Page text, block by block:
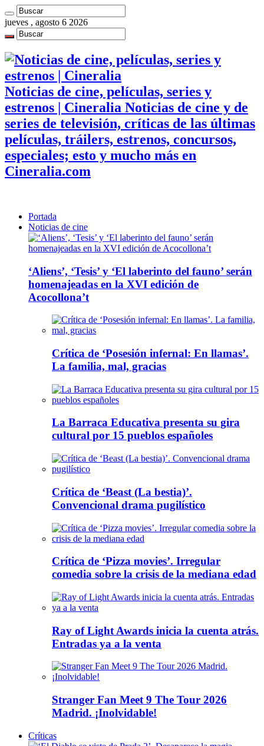
jueves , agosto 6 2026
Noticias de cine, películas, series y
estrenos | Cineralia Noticias de cine y de
series de televisión, críticas de las últimas
películas, tráilers, estrenos, concursos,
especiales; esto y mucho más en
Cineralia.com
Portada
Noticias de cine
‘Aliens’, ‘Tesis’ y ‘El laberinto del fauno’ serán
homenajeadas en la XVI edición de
Acocollona’t
Crítica de ‘Posesión infernal: En llamas’.
La familia, mal, gracias
La Barraca Educativa presenta su gira
cultural por 15 pueblos españoles
Crítica de ‘Beast (La bestia)’.
Convencional drama pugilístico
Crítica de ‘Pizza movies’. Irregular
comedia sobre la crisis de la mediana edad
Ray of Light Awards inicia la cuenta atrás.
Entradas ya a la venta
Stranger Fan Meet 9 The Tour 2026
Madrid. ¡Inolvidable!
Críticas